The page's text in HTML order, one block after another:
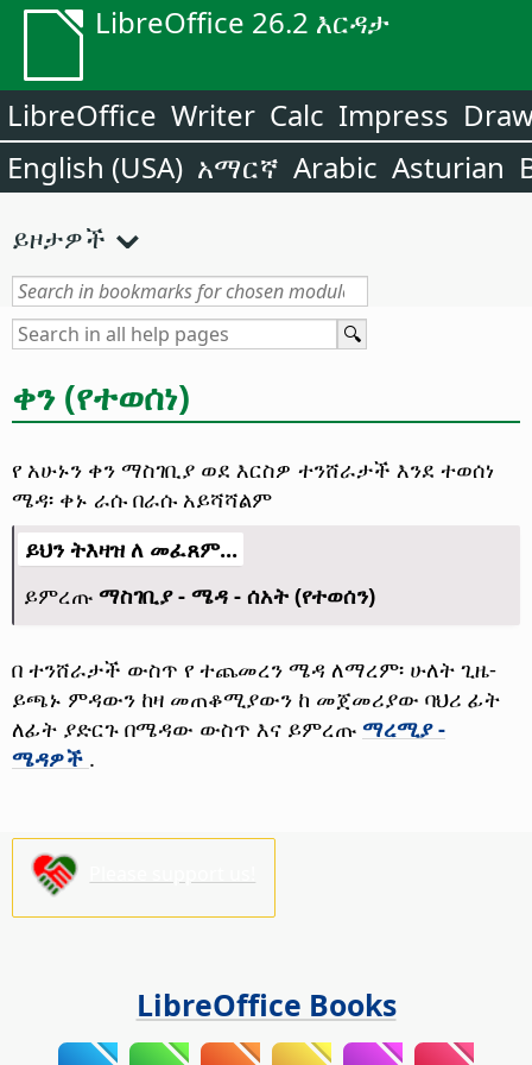
LibreOffice 26.2 እርዳታ
LibreOffice Writer Calc Impress
English (USA) አማርኛ Arabic Asturian
ይዞታዎች
ቀን (የተወሰነ)
የ አሁኑን ቀን ማስገቢያ ወደ እርስዎ ተንሸራታች እንደ ተወሰነ
ሜዳ፡ ቀኑ ራሱ በራሱ አይሻሻልም
ይህን ትእዛዝ ለ መፈጸም...
ይምረጡ ማስገቢያ - ሜዳ - ሰአት (የተወሰን)
በ ተንሸራታች ውስጥ የ ተጨመረን ሜዳ ለማረም፡ ሁለት ጊዜ-
ይጫኑ ምዳውን ከዛ መጠቆሚያውን ከ መጀመሪያው ባህሪ ፊት
ለፊት ያድርጉ በሜዳው ውስጥ እና ይምረጡ ማረሚያ -
ሜዳዎች .
LibreOffice Books